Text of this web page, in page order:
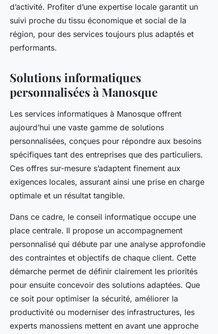
d’activité. Profiter d’une expertise locale garantit un
suivi proche du tissu économique et social de la
région, pour des services toujours plus adaptés et
performants.
Solutions informatiques
personnalisées à Manosque
Les services informatiques à Manosque offrent
aujourd’hui une vaste gamme de solutions
personnalisées, conçues pour répondre aux besoins
spécifiques tant des entreprises que des particuliers.
Ces offres sur-mesure s’adaptent finement aux
exigences locales, assurant ainsi une prise en charge
optimale et un résultat tangible.
Dans ce cadre, le conseil informatique occupe une
place centrale. Il propose un accompagnement
personnalisé qui débute par une analyse approfondie
des contraintes et objectifs de chaque client. Cette
démarche permet de définir clairement les priorités
pour ensuite concevoir des solutions adaptées. Que
ce soit pour optimiser la sécurité, améliorer la
productivité ou moderniser des infrastructures, les
experts manossiens mettent en avant une approche